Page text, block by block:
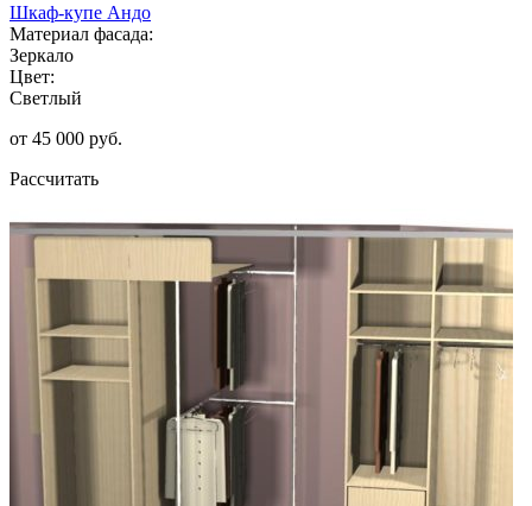
Шкаф-купе Андо
Материал фасада:
Зеркало
Цвет:
Светлый
от 45 000 руб.
Рассчитать